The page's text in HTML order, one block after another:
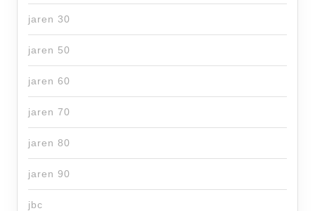
jaren 30
jaren 50
jaren 60
jaren 70
jaren 80
jaren 90
jbc